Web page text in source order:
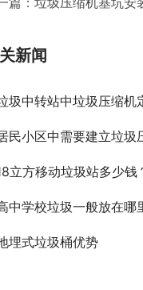
新闻
圾中转站中垃圾压缩机
民小区中需要建立垃圾
立方移动垃圾站多少钱
中学校垃圾一般放在哪
埋式垃圾桶优势